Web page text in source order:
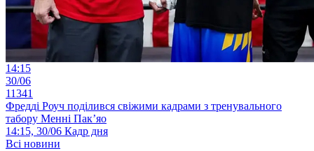
14:15
30/06
11341
Фредді Роуч поділився свіжими кадрами з тренувального
табору Менні Пак’яо
14:15, 30/06 Кадр дня
Всі новини